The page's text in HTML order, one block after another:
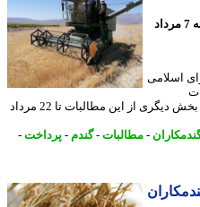
- چهارشنبه 7 مرداد
گندمکاران، از تصمیم دولت برای پرداخت بخش دیگری از این مطالبات تا 22 مرداد
- مطالبات-گندم-پرداخت -